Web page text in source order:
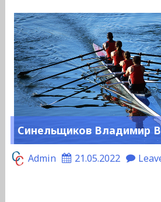
Синельщиков Владимир
Admin 21.05.2022